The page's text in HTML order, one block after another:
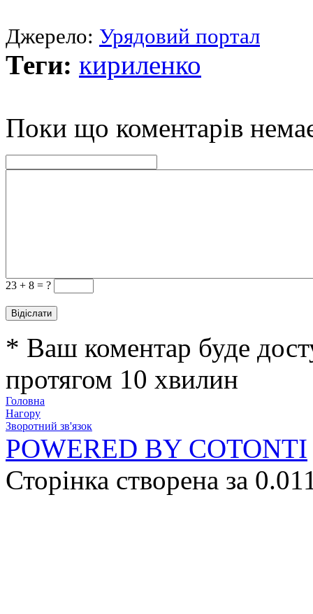
Джерело: Урядовий портал
Теги: кириленко
Поки що коментарів
23 + 8 = ?
* Ваш коментар буде
протягом 10 хвилин
Головна
Нагору
Зворотний зв'язок
POWERED BY COTONTI
Сторінка створена за